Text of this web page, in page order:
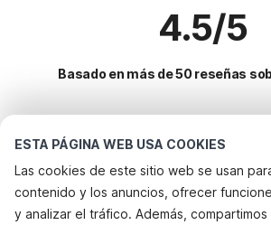
ESTA PÁGINA WEB USA COOKIES
Las cookies de este sitio web se usan
contenido y los anuncios, ofrecer
y analizar el tráfico. Además,
4.5/5
Basado en más de 50 reseñas
Destinos más populares
Ciudades con los mejores servicios para
Casa de vacaciones con jardín oosterend-
Servicios populares para vacaciones en